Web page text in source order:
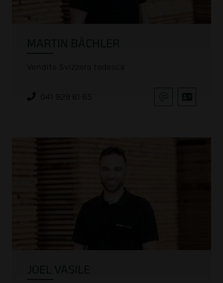
MARTIN BÄCHLER
Vendite Svizzera tedesca
041 929 61 65
JOEL VASILE